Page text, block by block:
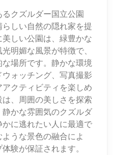
クズルダー国立公園
しい自然の隠れ家を提
しい公園は、緑豊かな
明媚な風景が特徴で、
場所です。静かな環境
ォッチング、写真撮影
クティビティを楽しめ
、周囲の美しさを探索
かな雰囲気のクズルダ
に逃れたい人に最適で
うな景色の融合によ
験が保証されます。